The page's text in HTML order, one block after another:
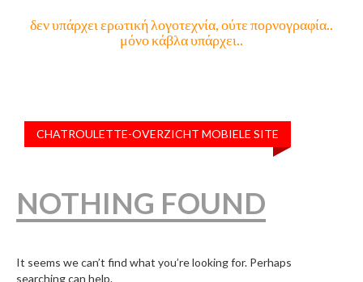
δεν υπάρχει ερωτική λογοτεχνία, ούτε πορνογραφία..
μόνο κάβλα υπάρχει..
CHATROULETTE-OVERZICHT MOBIELE SITE
NOTHING FOUND
It seems we can’t find what you’re looking for. Perhaps
searching can help.